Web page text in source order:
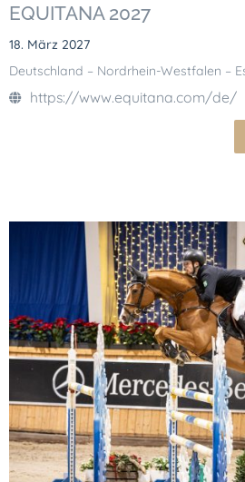
EQUITANA 2027
18. März 2027
Deutschland – Nordrhein-Westfalen –
https://www.equitana.com/de/